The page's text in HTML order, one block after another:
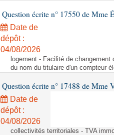
Question écrite n° 17550 de Mme
Date de
dépôt :
04/08/2026
logement - Facilité de
du nom du titulaire d'un compteur
Question écrite n° 17488 de
Date de
dépôt :
04/08/2026
collectivités territoriales - TVA